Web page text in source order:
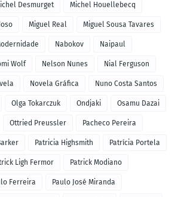
Desmurget Michel Houellebecq
Miguel Real Miguel Sousa Tavares
Nabokov Naipaul
Wolf Nelson Nunes Nial Ferguson
Novela Gráfica Nuno Costa Santos
Olga Tokarczuk Ondjaki Osamu Dazai
Ottried Preussler Pacheco Pereira
Patricia Highsmith Patrícia Portela
Ligh Fermor Patrick Modiano
Ferreira Paulo José Miranda